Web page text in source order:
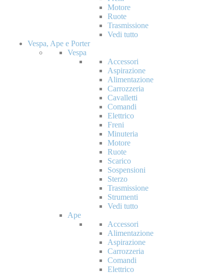
Motore
Ruote
Trasmissione
Vedi tutto
Vespa, Ape e Porter
Vespa
Accessori
Aspirazione
Alimentazione
Carrozzeria
Cavalletti
Comandi
Elettrico
Freni
Minuteria
Motore
Ruote
Scarico
Sospensioni
Sterzo
Trasmissione
Strumenti
Vedi tutto
Ape
Accessori
Alimentazione
Aspirazione
Carrozzeria
Comandi
Elettrico